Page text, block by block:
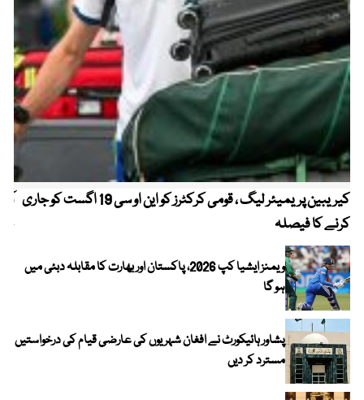
کیریبین پریمیئر لیگ ، قومی کرکٹرز کو این او سی 19 اگست کو جاری
کرنے کا فیصلہ
ویمنز ایشیا کپ 2026، پاکستان اور بھارت کا مقابلہ دبئی میں
ہو گا
پشاور ہائیکورٹ نے افغان شہریوں کی عارضی قیام کی درخواستیں
مسترد کر دیں